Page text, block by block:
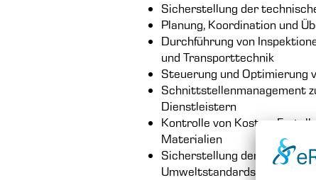
Sicherstellung der
Planung, Koordination und
Durchführung von
und Transporttechnik
Steuerung und Optimierung
Schnittstellenmanagement
Dienstleistern
Kontrolle von Kosten,
Materialien
Sicherstellung der
Umweltstandards inkl.